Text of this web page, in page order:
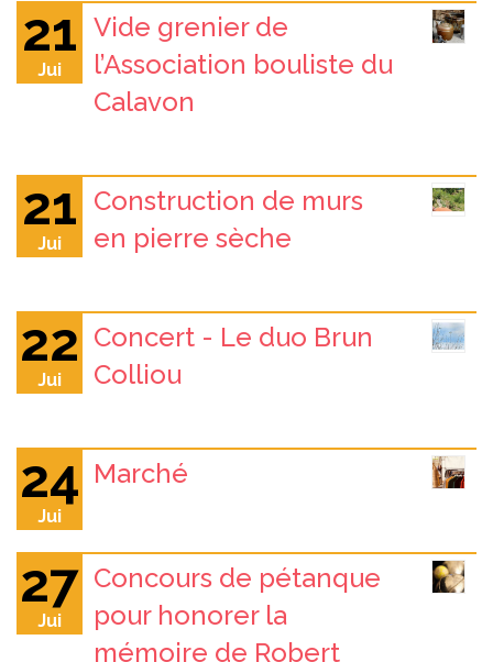
21
Jui
Vide grenier de
l’Association bouliste du
Calavon
21
Jui
Construction de murs
en pierre sèche
22
Jui
Concert - Le duo Brun
Colliou
24
Jui
Marché
27
Jui
Concours de pétanque
pour honorer la
mémoire de Robert